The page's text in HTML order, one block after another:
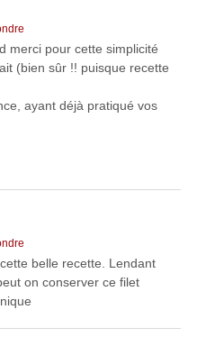
merci pour cette simplicité
(bien sûr !! puisque recette
ayant déjà pratiqué vos
belle recette. Lendant
on conserver ce filet